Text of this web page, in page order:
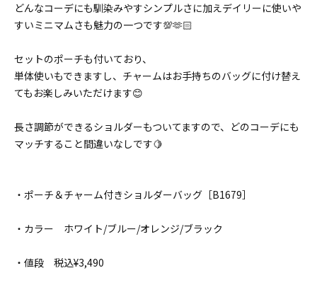
どんなコーデにも馴染みやすシンプルさに加えデイリーに使いや
すいミニマムさも魅力の一つです💯🫶🏻
セットのポーチも付いており、
単体使いもできますし、チャームはお手持ちのバッグに付け替え
てもお楽しみいただけます😊
長さ調節ができるショルダーもついてますので、どのコーデにも
マッチすること間違いなしです🍋
・ポーチ＆チャーム付きショルダーバッグ［B1679］
・カラー ホワイト/ブルー/オレンジ/ブラック
・値段 税込¥3,490